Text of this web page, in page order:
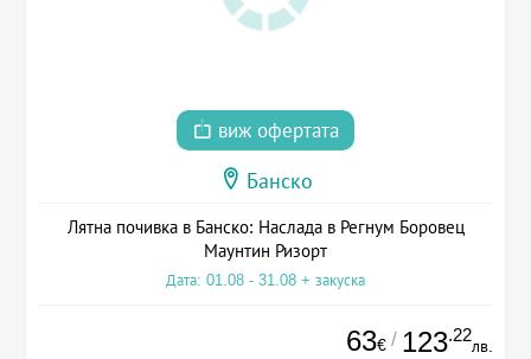
виж офертата
Банско
Лятна почивка в Банско: Наслада в Регнум Боровец
Маунтин Ризорт
Дата: 01.08 - 31.08 + закуска
63€ / 123.22
лв.